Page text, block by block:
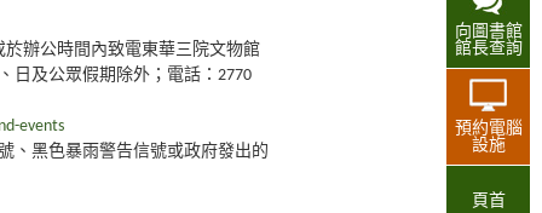
向圖書館
館長查詢
預約電腦
設施
頁首
辦公時間內致電東華三院文物館
日及公眾假期除外；電話：2770
events
、黑色暴雨警告信號或政府發出的